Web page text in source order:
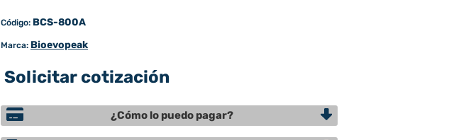
Código: BCS-800A
Marca: Bioevopeak
Solicitar cotización
¿Cómo lo puedo pagar?